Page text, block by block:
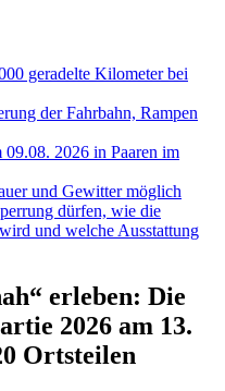
geradelte Kilometer bei
der Fahrbahn, Rampen
2026 in Paaren im
und Gewitter möglich
dürfen, wie die
und welche Ausstattung
erleben: Die
2026 am 13.
Ortsteilen